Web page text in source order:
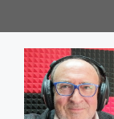
al
contenuto